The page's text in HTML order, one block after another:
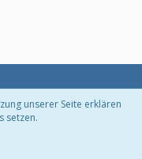
unserer Seite erklären
setzen.